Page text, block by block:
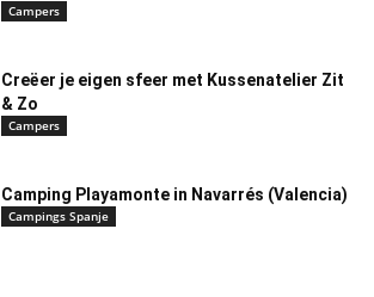
Campers
Creëer je eigen sfeer met Kussenatelier Zit
& Zo
Campers
Camping Playamonte in Navarrés (Valencia)
Campings Spanje